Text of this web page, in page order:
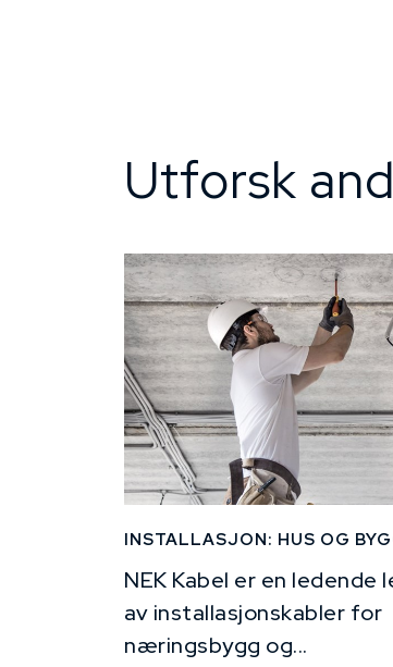
Utforsk
INSTALLASJON: HUS OG
NEK Kabel er en ledende
av installasjonskabler for
næringsbygg og...